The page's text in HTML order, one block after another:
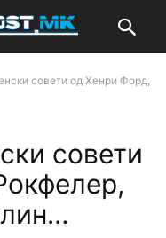
совети од Хенри Форд,
совети